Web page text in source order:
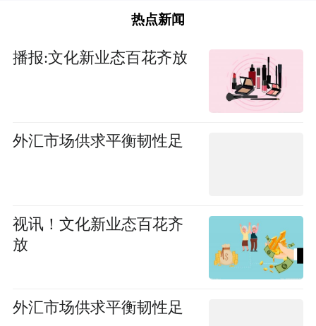
热点新闻
播报:文化新业态百花齐放
外汇市场供求平衡韧性足
视讯！文化新业态百花齐
放
外汇市场供求平衡韧性足